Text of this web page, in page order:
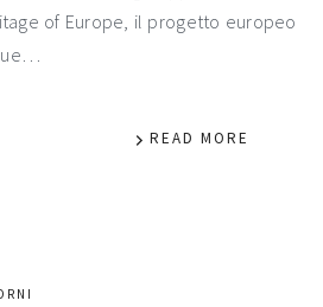
of Europe, il progetto europeo
READ MORE